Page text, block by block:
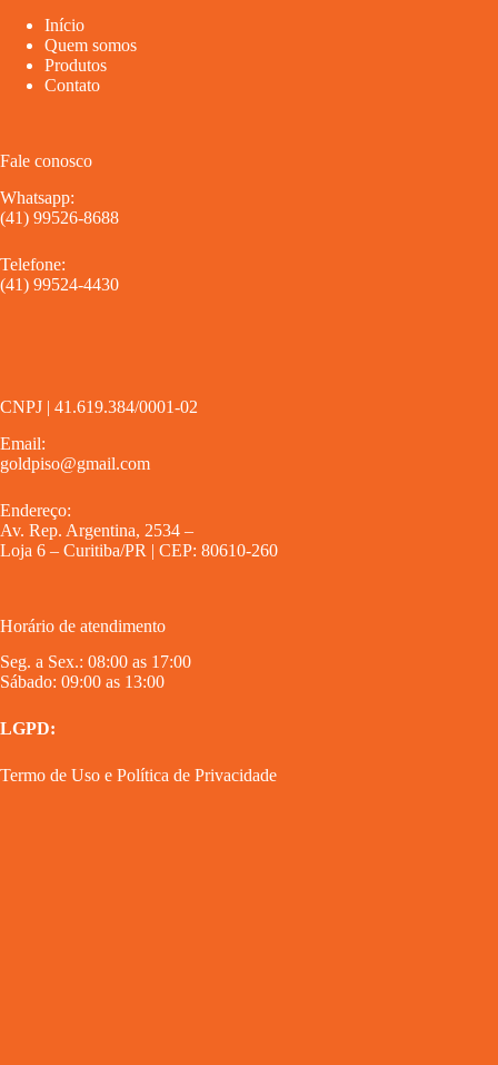
Início
Quem somos
Produtos
Contato
Fale conosco
Whatsapp:
(41) 99526-8688
Telefone:
(41) 99524-4430
CNPJ | 41.619.384/0001-02
Email:
goldpiso@gmail.com
Endereço:
Av. Rep. Argentina, 2534 –
Loja 6 – Curitiba/PR | CEP: 80610-260
Horário de atendimento
Seg. a Sex.: 08:00 as 17:00
Sábado: 09:00 as 13:00
LGPD:
Termo de Uso e Política de Privacidade